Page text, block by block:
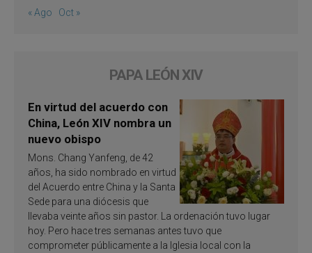
« Ago Oct »
PAPA LEÓN XIV
En virtud del acuerdo con
China, León XIV nombra un
nuevo obispo
Mons. Chang Yanfeng, de 42
años, ha sido nombrado en virtud
del Acuerdo entre China y la Santa
Sede para una diócesis que
llevaba veinte años sin pastor. La ordenación tuvo lugar
hoy. Pero hace tres semanas antes tuvo que
comprometer públicamente a la Iglesia local con la